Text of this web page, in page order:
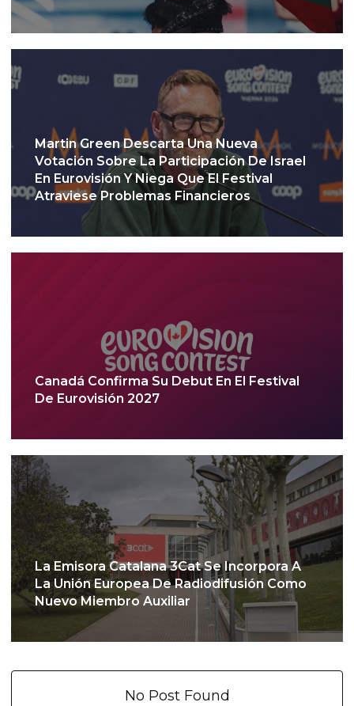
Martin Green Descarta Una Nueva
Votación Sobre La Participación De Israel
En Eurovisión Y Niega Que El Festival
Atraviese Problemas Financieros
Canadá Confirma Su Debut En El Festival
De Eurovisión 2027
La Emisora Catalana 3Cat Se Incorpora A
La Unión Europea De Radiodifusión Como
Nuevo Miembro Auxiliar
No Post Found